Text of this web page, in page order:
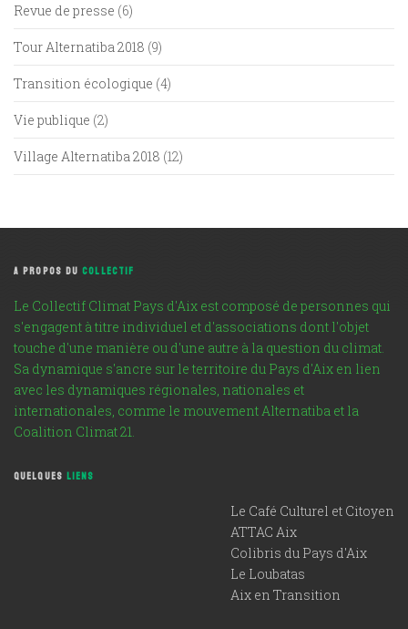
Revue de presse (6)
Tour Alternatiba 2018 (9)
Transition écologique (4)
Vie publique (2)
Village Alternatiba 2018 (12)
A PROPOS DUCOLLECTIF
Le Collectif Climat Pays d'Aix est composé de personnes qui
s'engagent à titre individuel et d'associations dont l'objet
touche d'une manière ou d'une autre à la question du climat.
Sa dynamique s'ancre sur le territoire du Pays d'Aix en lien
avec les dynamiques régionales, nationales et
internationales, comme le mouvement Alternatiba et la
Coalition Climat 21.
QUELQUES LIENS
Le Café Culturel et Citoyen
ATTAC Aix
Colibris du Pays d'Aix
Le Loubatas
Aix en Transition